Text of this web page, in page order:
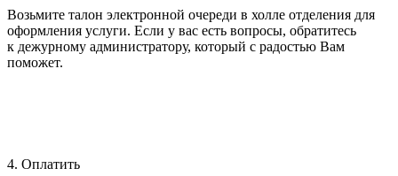
Возьмите талон электронной очереди в холле отделения для
оформления услуги. Если у вас есть вопросы, обратитесь
к дежурному администратору, который с радостью Вам
поможет.
4. Оплатить